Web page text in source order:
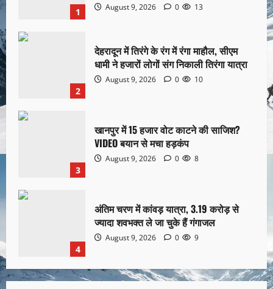
1 August 9, 2026 0 13
2
देहरादून में तिरंगे के रंग में रंगा माहौल, सीएम
धामी ने हजारों लोगों संग निकाली तिरंगा यात्रा
August 9, 2026 0 10
3
खानपुर में 15 हजार वोट काटने की साजिश?
VIDEO बयान से मचा हड़कंप
August 9, 2026 0 8
4
अंतिम चरण में कांवड़ यात्रा, 3.19 करोड़ से
ज्यादा शवभक्त ले जा चुके हैं गंगाजल
August 9, 2026 0 9